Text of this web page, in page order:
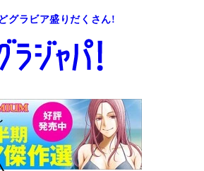
グラビア盛りだくさん!